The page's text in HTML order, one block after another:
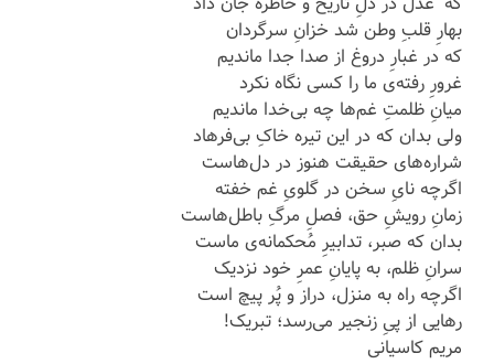
بهارِ قلبِ وطن شد خزانِ سرگردان
که در غبارِ دروغ از صدا جدا ماندیم
غرورِ رفته‌ی ما را کسی نگاه نکرد
میانِ ظلمتِ غم‌ها چه بی‌خدا ماندیم
ولی بدان که در این تیره خاکِ بی‌فرهاد
شراره‌های حقیقت هنوز در دل‌هاست
اگرچه نایِ سخن در گلویِ غم خفته
زمانِ رویشِ حق، فصلِ مرگِ باطل‌هاست
بدان که صبر، تدابیرِ مُحکمانه‌ی ماست
سرانِ ظلم، به پایانِ عمرِ خود نزدیک
اگرچه راه به منزل، دراز و پُر پیچ است
رهایی از پیِ زنجیر می‌رسد؛ تبریک!
مریم کاسیانی